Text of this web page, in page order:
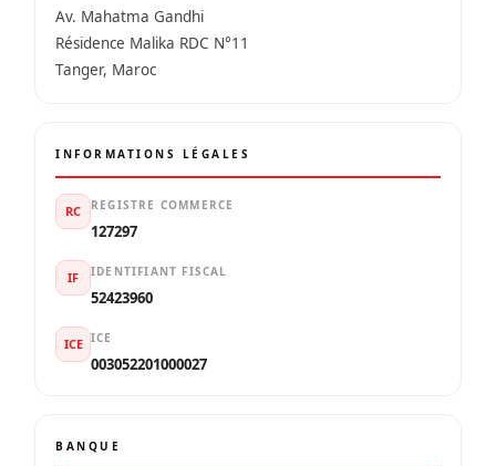
Av. Mahatma Gandhi
Résidence Malika RDC N°11
Tanger, Maroc
INFORMATIONS LÉGALES
RC REGISTRE COMMERCE
127297
IF IDENTIFIANT FISCAL
52423960
ICE ICE
003052201000027
BANQUE